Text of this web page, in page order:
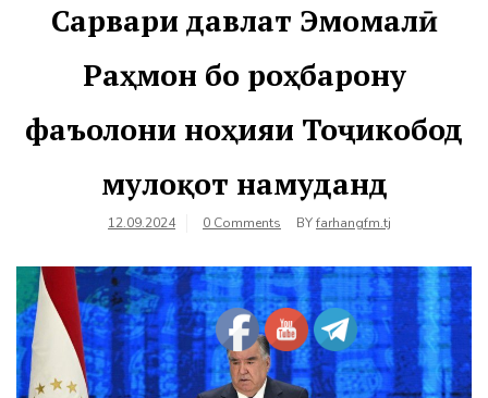
Сарвари давлат Эмомалӣ
Раҳмон бо роҳбарону
фаъолони ноҳияи Тоҷикобод
мулоқот намуданд
12.09.2024 0 Comments BYfarhangfm.tj